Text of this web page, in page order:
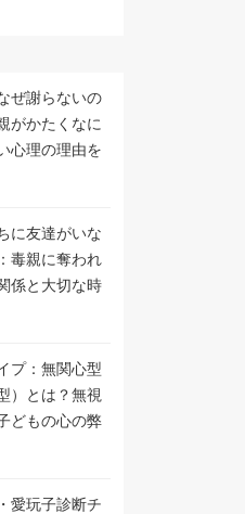
ぜ謝らないの
がかたくなに
心理の理由を
に友達がいな
毒親に奪われ
係と大切な時
プ：無関心型
）とは？無視
どもの心の弊
愛玩子診断チ